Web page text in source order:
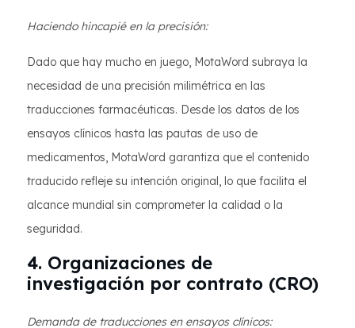
Haciendo hincapié en la precisión:
Dado que hay mucho en juego, MotaWord subraya la
necesidad de una precisión milimétrica en las
traducciones farmacéuticas. Desde los datos de los
ensayos clínicos hasta las pautas de uso de
medicamentos, MotaWord garantiza que el contenido
traducido refleje su intención original, lo que facilita el
alcance mundial sin comprometer la calidad o la
seguridad.
4. Organizaciones de
investigación por contrato (CRO)
Demanda de traducciones en ensayos clínicos: